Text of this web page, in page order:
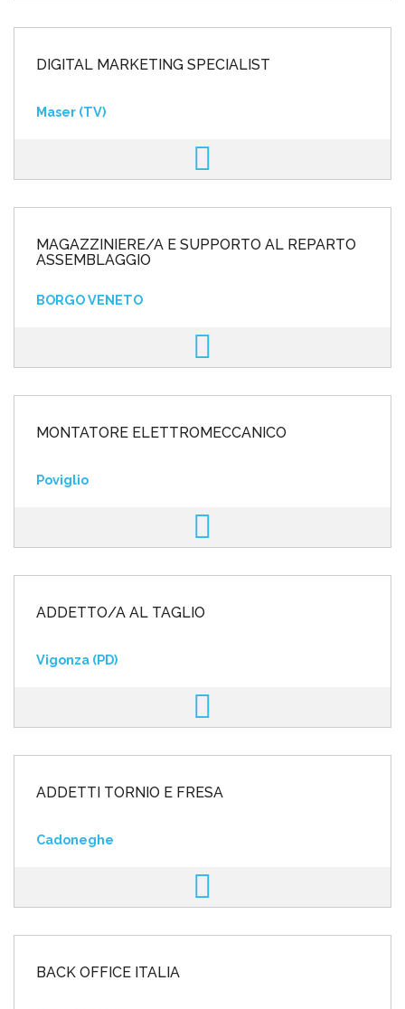
DIGITAL MARKETING SPECIALIST
Maser (TV)
MAGAZZINIERE/A E SUPPORTO AL REPARTO
ASSEMBLAGGIO
BORGO VENETO
MONTATORE ELETTROMECCANICO
Poviglio
ADDETTO/A AL TAGLIO
Vigonza (PD)
ADDETTI TORNIO E FRESA
Cadoneghe
BACK OFFICE ITALIA